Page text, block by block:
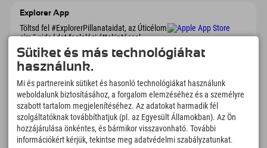
Explorer App
Töltsd fel #ExplorerPillanataidat, az Úticélom
című videódat foglalási áttekintéssel,
bakancslistával, étterem áttekintéssel és
még sok mással. Töltsd le most!
Felfedezős pillanatok ideje
166
Hegyi tavak és
élményfürdők
4.634km
Sí- és snowboardpályák
8.991km 97%
Sütiket és más technológiákat
használunk.
Mi és partnereink sütiket és hasonló technológiákat használunk
weboldalunk biztosításához, a forgalom elemzéséhez és a személyre
szabott tartalom megjelenítéséhez. Az adatokat harmadik fél
szolgáltatóknak továbbíthatjuk (pl. az Egyesült Államokban). Az Ön
hozzájárulása önkéntes, és bármikor visszavonható. További
információkért kérjük, tekintse meg adatvédelmi szabályzatunkat.